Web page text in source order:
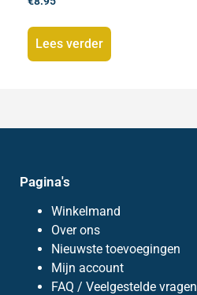
Lees verder
Pagina's
Winkelmand
Over ons
Nieuwste toevoegingen
Mijn account
FAQ / Veelgestelde vragen